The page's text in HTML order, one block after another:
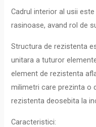
Cadrul interior al usii
rasinoase, avand rol de
Structura de rezistenta
unitara a tuturor
element de rezistenta
milimetri care prezinta o
rezistenta deosebita la
Caracteristici: